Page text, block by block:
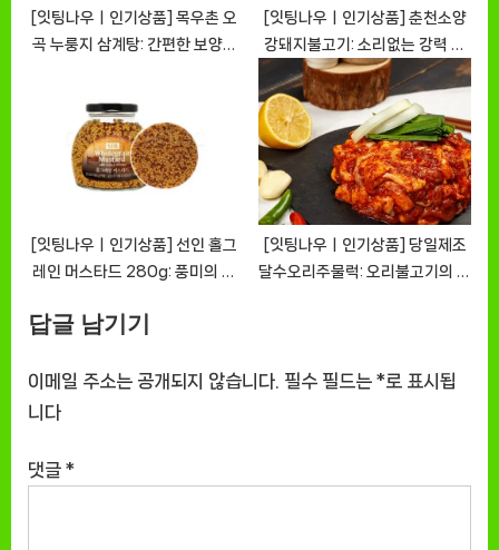
[잇팅나우ㅣ인기상품] 목우촌 오
곡 누룽지 삼계탕: 간편한 보양식
[잇팅나우ㅣ인기상품] 춘천소양
강돼지불고기: 소리없는 강력 매
력의 불고기 [EatingNOWㅣ추
천상품]
[잇팅나우ㅣ인기상품] 선인 홀그
레인 머스타드 280g: 풍미의 향
ㅣ추천상품]
[잇팅나우ㅣ인기상품] 당일제조
달수오리주물럭: 오리불고기의 새
답글 남기기
이메일 주소는 공개되지 않습니다. 필수 필드는 *로 표시됩
니다
댓글 *